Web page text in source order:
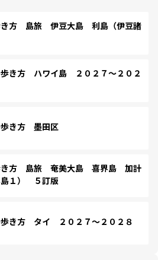
方 島旅 伊豆大島 利島（伊豆諸
き方 ハワイ島 ２０２７～２０２
き方 墨田区
き方 島旅 奄美大島 喜界島 加計
島１） ５訂版
き方 タイ ２０２７～２０２８